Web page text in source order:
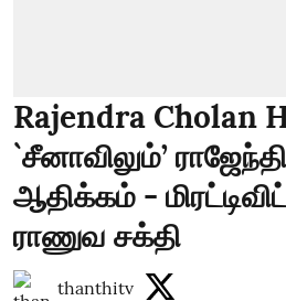
Rajendra Cholan
`சீனாவிலும்’
ஆதிக்கம் -
ராணுவ சக்தி
thanthitv